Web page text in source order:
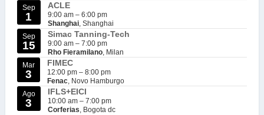
Sep
1
ACLE
9:00 am – 6:00 pm
Shanghai, Shanghai
Sep
15
Simac Tanning-Tech
9:00 am – 7:00 pm
Rho Fieramilano, Milan
Mar
3
FIMEC
12:00 pm – 8:00 pm
Fenac, Novo Hamburgo
Ago
3
IFLS+EICI
10:00 am – 7:00 pm
Corferias, Bogota dc